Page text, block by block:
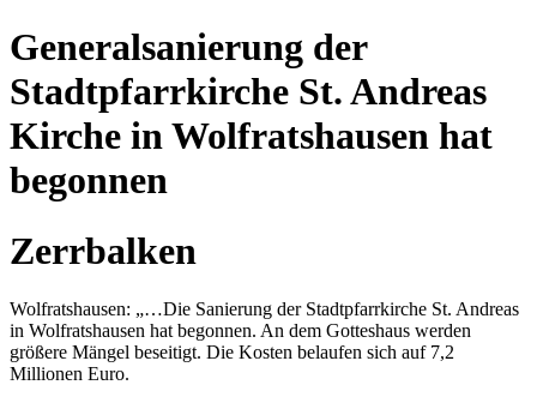
Generalsanierung der
Stadtpfarrkirche St. Andreas
Kirche in Wolfratshausen hat
begonnen
Zerrbalken
Wolfratshausen: „…Die Sanierung der Stadtpfarrkirche St. Andreas
in Wolfratshausen hat begonnen. An dem Gotteshaus werden
größere Mängel beseitigt. Die Kosten belaufen sich auf 7,2
Millionen Euro.